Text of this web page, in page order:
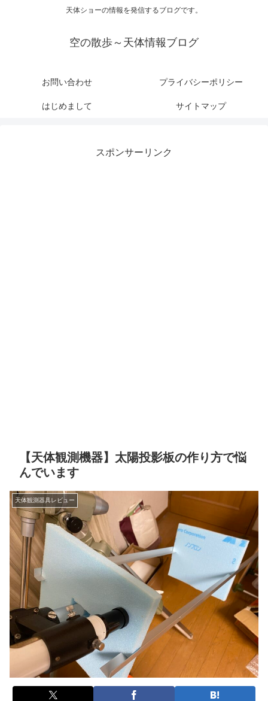
天体ショーの情報を発信するブログです。
空の散歩～天体情報ブログ
お問い合わせ プライバシーポリシー
はじめまして サイトマップ
スポンサーリンク
【天体観測機器】太陽投影板の作り方で悩
んでいます
天体観測器具レビュー